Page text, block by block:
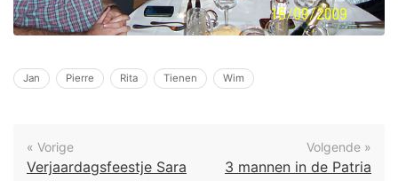
Jan Pierre Rita Tienen Wim
« Vorige
Verjaardagsfeestje Sara
Volgende »
3 mannen in de Patria